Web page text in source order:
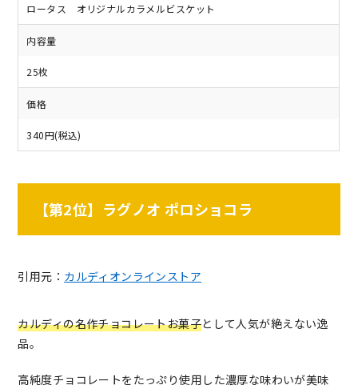
ロータス オリジナルカラメルビスケット
内容量
25枚
価格
340円(税込)
【第2位】ラグノオ ポロショコラ
引用元： カルディオンラインストア
カルディの名作チョコレートお菓子として人気が絶えない逸
品。
高純度チョコレートをたっぷり使用した濃厚な味わいが美味